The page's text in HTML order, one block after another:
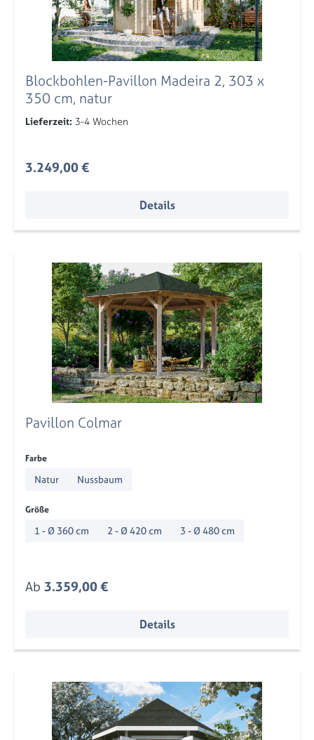
Blockbohlen-Pavillon Madeira 2, 303 x
350 cm, natur
Lieferzeit: 3-4 Wochen
Regulärer Preis:
3.249,00 €
Details
Pavillon Colmar
Farbeauswählen
Natur Nussbaum
Größeauswählen
1 - Ø 360 cm 2 - Ø 420 cm 3 - Ø 480 cm
Regulärer Preis:
Ab 3.359,00 €
Details